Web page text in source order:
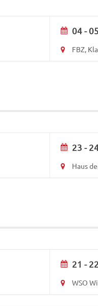
04 -
FBZ,
23 -
Haus
21 -
WSO